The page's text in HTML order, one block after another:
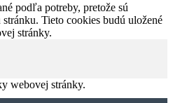
podľa potreby, pretože sú
Tieto cookies budú uložené
stránky.
webovej stránky.